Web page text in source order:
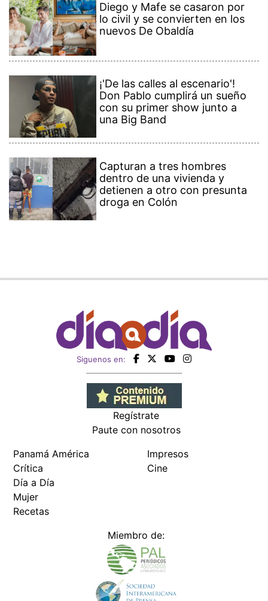
Diego y Mafe se casaron por
lo civil y se convierten en los
nuevos De Obaldía
¡'De las calles al escenario'!
Don Pablo cumplirá un sueño
con su primer show junto a
una Big Band
Capturan a tres hombres
dentro de una vivienda y
detienen a otro con presunta
droga en Colón
Siguenos en:
Regístrate
Paute con nosotros
Panamá América
Crítica
Día a Día
Mujer
Recetas
Impresos
Cine
Miembro de: